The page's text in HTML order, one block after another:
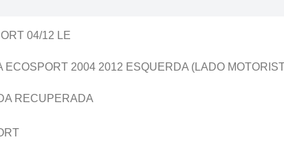
04/12 LE
ECOSPORT 2004 2012 ESQUERDA (LADO
RECUPERADA